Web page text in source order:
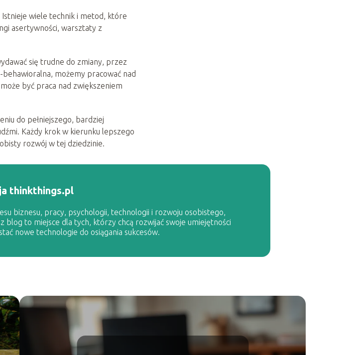
wiele technik i metod, które
asertywności, warsztaty z
się trudne do zmiany, przez
możemy pracować nad
być praca nad zwiększeniem
do pełniejszego, bardziej
Każdy krok w kierunku lepszego
rozwój w tej dziedzinie.
thinkthings.pl
biznesu, pracy, psychologii, technologii i rozwoju osobistego,
to miejsce dla tych, którzy chcą rozwijać swoje umiejętności
nowe technologie do osiągania sukcesów.